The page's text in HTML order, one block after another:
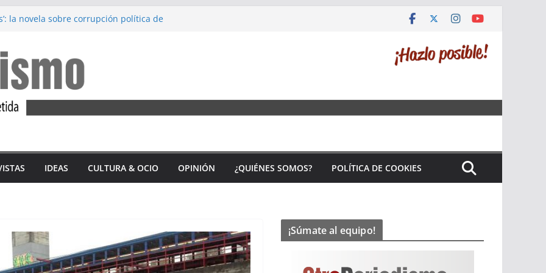
la novela sobre corrupción política de
de Accem: Por qué huyen las mujeres
de las víctimas mortales por
en 2023 son andaluzas
del ‘Alfajor Solidario’: unión exitosa del
IDEAS CULTURA & OCIO OPINIÓN ¿QUIÉNES SOMOS? POLÍTICA DE COOKIES
¡Súmate al equipo!